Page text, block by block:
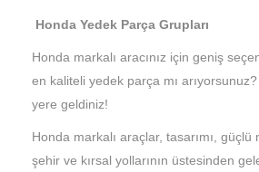
Honda Yedek Parça Grupları
Honda markalı aracınız için geniş
en kaliteli yedek parça mı
yere geldiniz!
Honda markalı araçlar, tasarımı,
şehir ve kırsal yollarının üstesinden